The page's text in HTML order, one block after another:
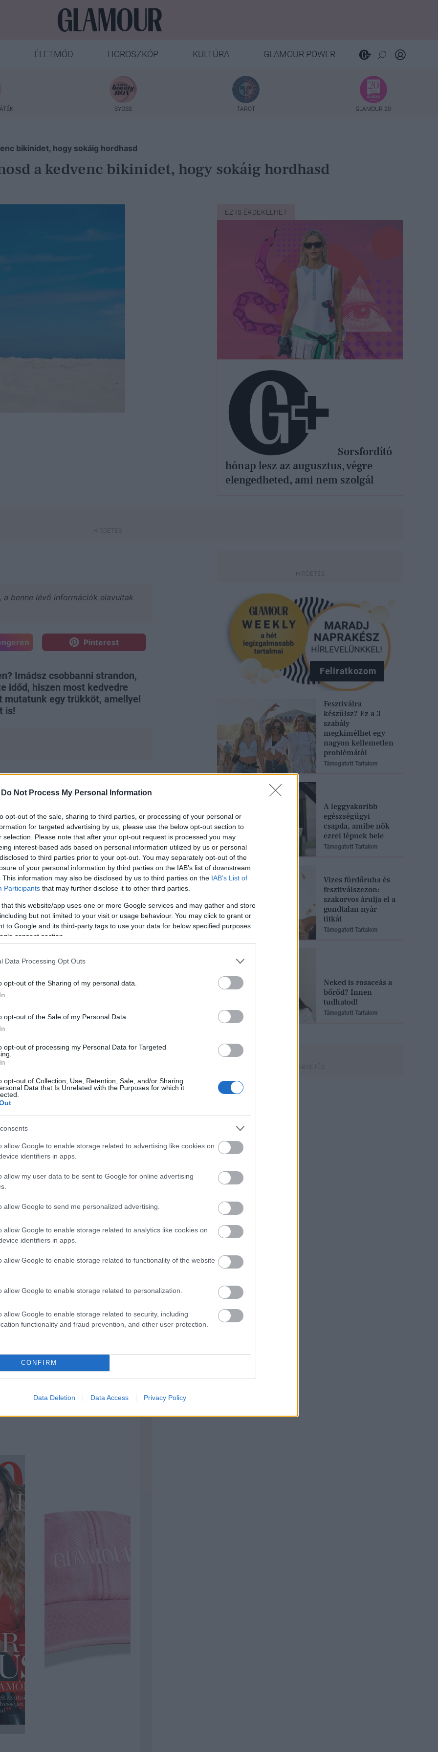
Do Not Process My Personal Information
opt-out of the sale, sharing to third parties, or processing of your personal or
for targeted advertising by us, please use the below opt-out section to
selection. Please note that after your opt-out request is processed you may
interest-based ads based on personal information utilized by us or personal
to third parties prior to your opt-out. You may separately opt-out of the
of your personal information by third parties on the IAB’s list of downstream
This information may also be disclosed by us to third parties on the IAB’s List of
Participants that may further disclose it to other third parties.
that this website/app uses one or more Google services and may gather and store
but not limited to your visit or usage behaviour. You may click to grant or
to Google and its third-party tags to use your data for below specified purposes
consent section.
Data Processing Opt Outs
opt-out of the Sharing of my personal data.
opt-out of the Sale of my Personal Data.
opt-out of processing my Personal Data for Targeted
opt-out of Collection, Use, Retention, Sale, and/or Sharing
Data that Is Unrelated with the Purposes for which it
allow Google to enable storage related to advertising like cookies on
identifiers in apps.
allow my user data to be sent to Google for online advertising
allow Google to send me personalized advertising.
allow Google to enable storage related to analytics like cookies on
identifiers in apps.
allow Google to enable storage related to functionality of the website
allow Google to enable storage related to personalization.
allow Google to enable storage related to security, including
functionality and fraud prevention, and other user protection.
CONFIRM
Data Deletion Data Access Privacy Policy
ÉLETMÓD HOROSZKÓP KULTÚRA GLAMOUR POWER
SYOSS TAROT GLAMOUR 20
bikinidet, hogy sokáig hordhasd
a kedvenc bikinidet, hogy sokáig hordhasd
EZ IS ÉRDEKELHET
Sorsfordító
hónap lesz az augusztus, végre
elengedheted, ami nem szolgál
benne lévő információk elavultak
Pinterest
Imádsz csobbanni strandon,
időd, hiszen most kedvedre
mutatunk egy trükköt, amellyel
is!
felé, a szerencsésebbek az otthoni
vízben úszol is, a fürdőruhádat és
tengeri só, naptej, izzadtság,
azonban sokáig megőrizheted a
friss illatuk is egész nap
ha hálóban. A Lenor
textília mosásához, az
elegáns, üde illat áradhat a
szintén mély és alapos
patyolattisztára varázsolja és
frissesség érdekében használj hozzá
helyett finom, üde illatú
a frissen mosott ruha élményét
termékeinek együttes
Feliratkozom
Fesztiválra
készülsz? Ez a 3
szabály
megkímélhet egy
nagyon kellemetlen
problémától
Támogatott Tartalom
A leggyakoribb
egészségügyi
csapda, amibe nők
ezrei lépnek bele
Támogatott Tartalom
Vizes fürdőruha és
fesztiválszezon:
szakorvos árulja el a
gondtalan nyár
titkát
Támogatott Tartalom
Neked is rosaceás a
bőrőd? Innen
tudhatod!
Támogatott Tartalom